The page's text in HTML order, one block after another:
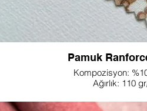
Pamuk
Kompozisyon:
Ağırlık: 110
Desen ve Renk: